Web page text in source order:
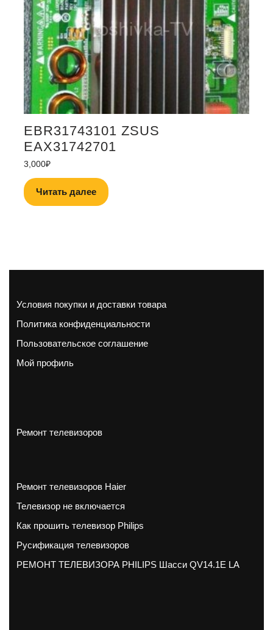
EBR31743101 ZSUS
EAX31742701
3,000₽
Читать далее
Условия покупки и доставки товара
Политика конфиденциальности
Пользовательское соглашение
Мой профиль
Ремонт телевизоров
Ремонт телевизоров Haier
Телевизор не включается
Как прошить телевизор Philips
Русификация телевизоров
РЕМОНТ ТЕЛЕВИЗОРА PHILIPS Шасси QV14.1E LA